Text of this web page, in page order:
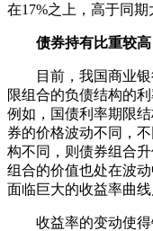
在17%之上，高于同期
债券持有比重较高
目前，我国商业银
限组合的负债结构的
例如，国债利率期限
券的价格波动不同，
构不同，则债券组合
组合的价值也处在波
面临巨大的收益率曲线
收益率的变动使得